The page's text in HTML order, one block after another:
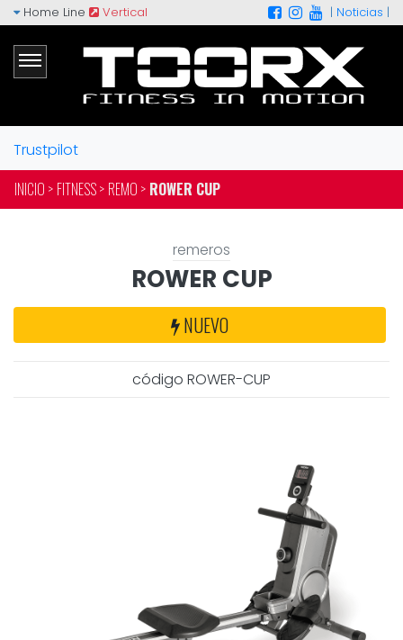
Home Line Vertical | Noticias |
Trustpilot
INICIO > FITNESS > REMO > ROWER CUP
remeros
ROWER CUP
NUEVO
código ROWER-CUP